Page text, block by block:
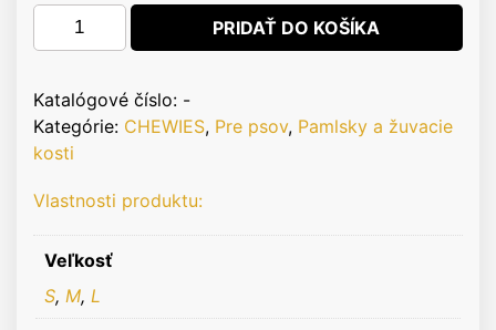
množstvo
CHEWIES
Vresové
korene
na
PRIDAŤ DO KOŠÍKA
Katalógové číslo: -
Kategórie: CHEWIES, Pre psov, Pamlsky a žuvacie
kosti
Vlastnosti produktu:
Veľkosť
S, M, L